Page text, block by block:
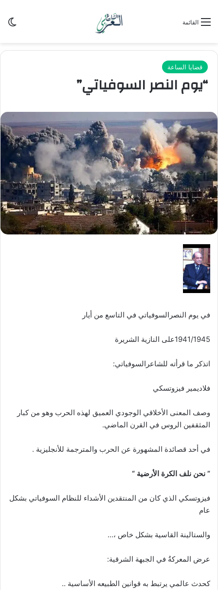
القائمة
قضايا الساعة
“يوم النصر السوفياتي”
في يوم النصرالسوفياتي في التاسع من أيار
1941/1945على النازية الشريرة
اتذكر ما قرأته للشاعرالسوفياتي:
فلاديمير فيزوتسكي
وصف المعنى الأخلاقي الوجودي العميق لهذه الحرب وهو من كبار
المثقفين الروس في القرن الماضي.
في أحد قصائدة المشهورة عن الحرب والمترجمة للأنجليزية .
” نحن نلف الكرة الأرضية “
فيزوتسكي الذي كان من المنتقدين الأشداء للنظام السوفياتي بشكل
عام
والستالينة القاسية بشكل خاص ،…
عرض المعركةُ في الجبهة الشرقية:
كحدث عالمي يرتبط به قوانين الطبيعه الأساسية ..